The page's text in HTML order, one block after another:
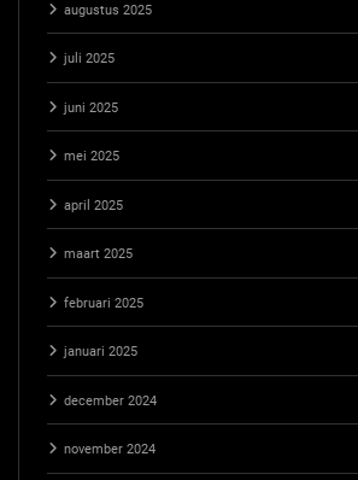
augustus 2025
juli 2025
juni 2025
mei 2025
april 2025
maart 2025
februari 2025
januari 2025
december 2024
november 2024